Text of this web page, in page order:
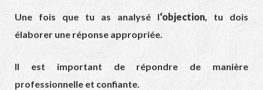
Une fois que tu as analysé l‘objection, tu dois
élaborer une réponse appropriée.
Il est important de répondre de manière
professionnelle et confiante.